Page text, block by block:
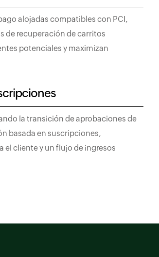
alojadas compatibles con PCI,
de recuperación de carritos
potenciales y maximizan
la transición de aprobaciones de
basada en suscripciones,
el cliente y un flujo de ingresos